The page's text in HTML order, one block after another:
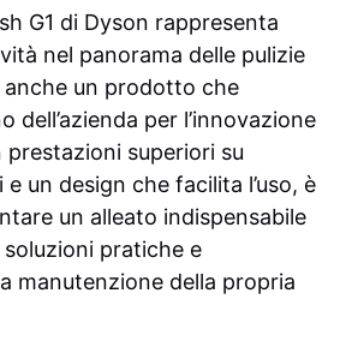
G1 di Dyson rappresenta
nel panorama delle pulizie
un prodotto che
dell’azienda per l’innovazione
prestazioni superiori su
un design che facilita l’uso, è
un alleato indispensabile
pratiche e
manutenzione della propria